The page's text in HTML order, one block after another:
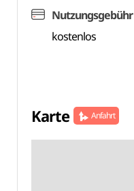
Nutzungsgebühr
kostenlos
Karte Anfahrt